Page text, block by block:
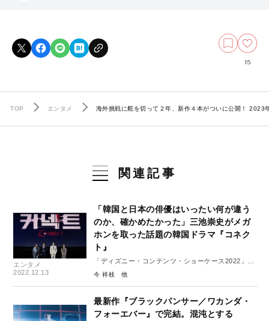
15
TOP エンタメ 海外挑戦に舵を切って２年、新作４本がついに公開！ 2023
関連記事
エンタメ
2022.12.13
「韓国と日本の俳優はいったい何が違う
のか、確かめたかった」三池崇史がメガ
ホンを取った話題の韓国ドラマ『コネク
ト』
「ディズニー・コンテンツ・ショーケース2022」レ
ポート１
今 祥枝
最新作『ブラックパンサー／ワカンダ・
フォーエバー』で完結。混沌とする